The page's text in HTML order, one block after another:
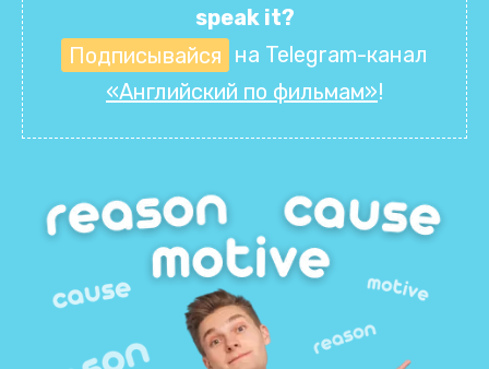
speak it?
Подписывайся на Telegram-канал
«Английский по фильмам»!